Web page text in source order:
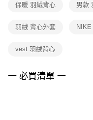
１．透過由恩沛科技股份有限
權轉讓予恩沛科技股份有限公
３．未成年的使用者請事先徵
４．使用「AFTEE先享後付」
保暖 羽絨背心 男款
羽絨 背心外套
vest 羽絨背心
一 必買清單 一